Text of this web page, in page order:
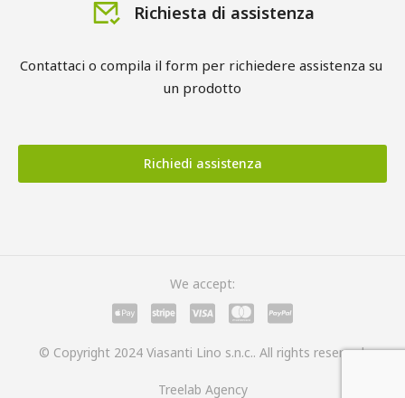
Richiesta di assistenza
Contattaci o compila il form per richiedere assistenza su
un prodotto
Richiedi assistenza
© Copyright 2024 Viasanti Lino s.n.c.. All rights reserved.
Treelab Agency
We accept: